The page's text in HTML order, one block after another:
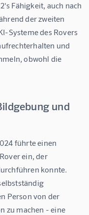
Fähigkeit, auch nach
der zweiten
Systeme des Rovers
und
obwohl die
und
führte einen
ein, der
konnte.
Person von der
zu machen - eine